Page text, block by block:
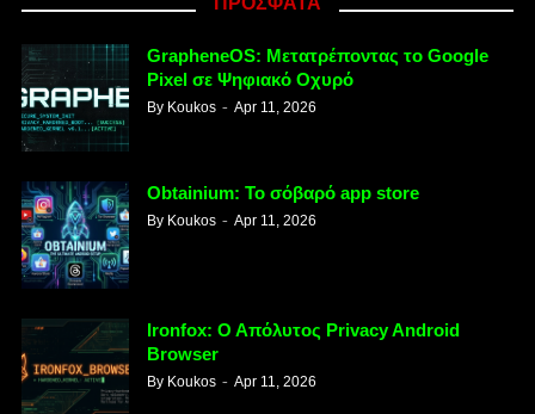
GrapheneOS: Μετατρέποντας το Google
Pixel σε Ψηφιακό Οχυρό
ByKoukos Apr 11, 2026
Obtainium: Το σόβαρό app store
ByKoukos Apr 11, 2026
Ironfox: Ο Απόλυτος Privacy Android
Browser
ByKoukos Apr 11, 2026